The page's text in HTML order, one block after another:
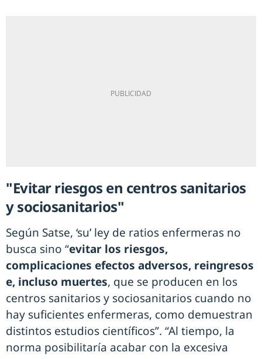
"Evitar riesgos en centros sanitarios
y sociosanitarios"
Según Satse, ‘su’ ley de ratios enfermeras no
busca sino “evitar los riesgos,
complicaciones efectos adversos, reingresos
e, incluso muertes, que se producen en los
centros sanitarios y sociosanitarios cuando no
hay suficientes enfermeras, como demuestran
distintos estudios científicos”. “Al tiempo, la
norma posibilitaría acabar con la excesiva